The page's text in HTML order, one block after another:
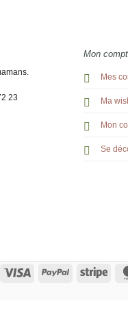
23
Mon
Mes
Ma
Mon
Se
Visa PayPal